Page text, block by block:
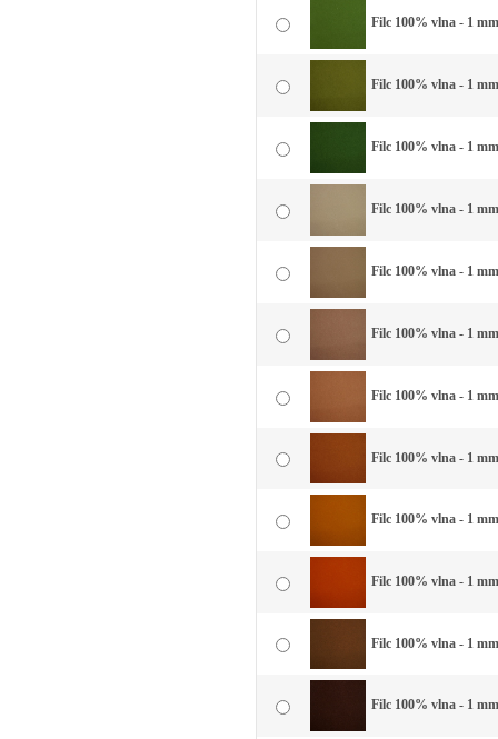
Filc 100% vlna - 1
Filc 100% vlna - 1
Filc 100% vlna - 1
Filc 100% vlna - 1
Filc 100% vlna - 1
Filc 100% vlna - 1
Filc 100% vlna - 1
Filc 100% vlna - 1
Filc 100% vlna - 1
Filc 100% vlna - 1
Filc 100% vlna - 1
Filc 100% vlna - 1